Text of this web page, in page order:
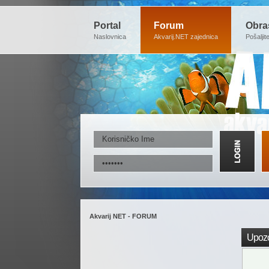
Portal
Naslovnica
Forum
Akvarij.NET zajednica
Akvarij NET - FORUM